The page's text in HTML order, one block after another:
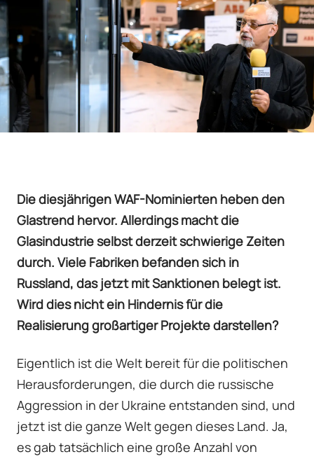
Die diesjährigen WAF-Nominierten heben den
Glastrend hervor. Allerdings macht die
Glasindustrie selbst derzeit schwierige Zeiten
durch. Viele Fabriken befanden sich in
Russland, das jetzt mit Sanktionen belegt ist.
Wird dies nicht ein Hindernis für die
Realisierung großartiger Projekte darstellen?
Eigentlich ist die Welt bereit für die politischen
Herausforderungen, die durch die russische
Aggression in der Ukraine entstanden sind, und
jetzt ist die ganze Welt gegen dieses Land. Ja,
es gab tatsächlich eine große Anzahl von